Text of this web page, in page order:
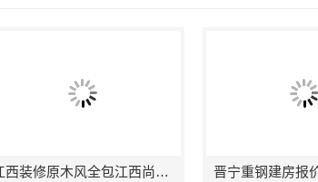
江西装修原木风全包江西尚宅尚品新型环保材料有限公司